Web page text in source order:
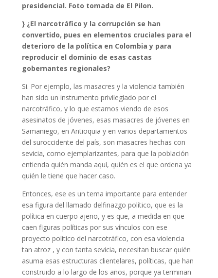
presidencial. Foto tomada de El Pilon.
} ¿El narcotráfico y la corrupción se han
convertido, pues en elementos cruciales para el
deterioro de la política en Colombia y para
reproducir el dominio de esas castas
gobernantes regionales?
Si. Por ejemplo, las masacres y la violencia también
han sido un instrumento privilegiado por el
narcotráfico, y lo que estamos viendo de esos
asesinatos de jóvenes, esas masacres de jóvenes en
Samaniego, en Antioquia y en varios departamentos
del suroccidente del país, son masacres hechas con
sevicia, como ejemplarizantes, para que la población
entienda quién manda aquí, quién es el que ordena ya
quién le tiene que hacer caso.
Entonces, ese es un tema importante para entender
esa figura del llamado delfinazgo político, que es la
política en cuerpo ajeno, y es que, a medida en que
caen figuras políticas por sus vínculos con ese
proyecto político del narcotráfico, con esa violencia
tan atroz , y con tanta sevicia, necesitan buscar quién
asuma esas estructuras clientelares, políticas, que han
construido a lo largo de los años, porque ya terminan